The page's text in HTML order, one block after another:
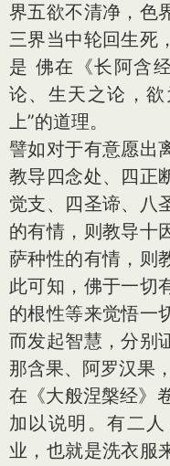
界五欲不清净，色
三界当中轮回生死
是 佛在《长阿含
论、生天之论，
上”的道理。
譬如对于有意愿出
教导四念处、四正
觉支、四圣谛、八
的有情，则教导十
萨种性的有情，则
此可知，佛于一切
的根性等来觉悟一
而发起智慧，分别
那含果、阿罗汉果
在《大般涅槃经》
加以说明。有二
业，也就是洗衣服